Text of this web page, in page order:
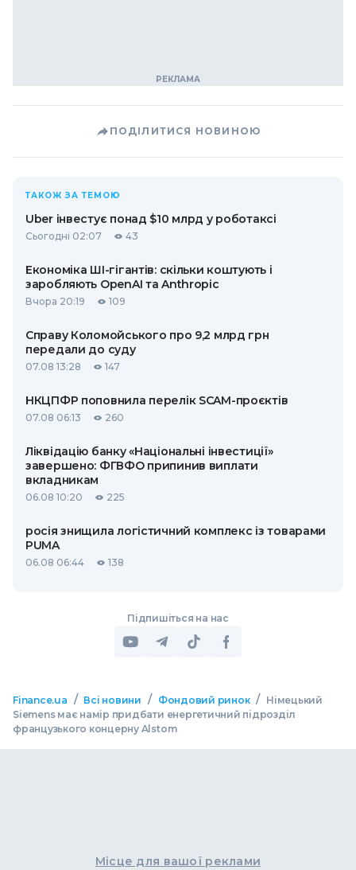
ПОДІЛИТИСЯ НОВИНОЮ
ТАКОЖ ЗА ТЕМОЮ
Uber інвестує понад $10 млрд у роботаксі
Сьогодні 02:07 43
Економіка ШІ-гігантів: скільки коштують і
заробляють OpenAI та Anthropic
Вчора 20:19 109
Справу Коломойського про 9,2 млрд грн
передали до суду
07.08 13:28 147
НКЦПФР поповнила перелік SCAM-проєктів
07.08 06:13 260
Ліквідацію банку «Національні інвестиції»
завершено: ФГВФО припинив виплати
вкладникам
06.08 10:20 225
росія знищила логістичний комплекс із товарами
PUMA
06.08 06:44 138
Підпишіться на нас
Finance.ua / Всі новини / Фондовий ринок / Німецький
Siemens має намір придбати енергетичний підрозділ
французького концерну Alstom
Місце для вашої реклами